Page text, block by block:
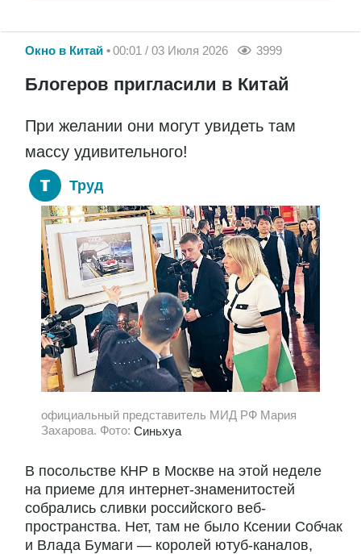
Окно в Китай 00:01 / 03 Июля 2026 3999
Блогеров пригласили в Китай
При желании они могут увидеть там
массу удивительного!
Труд
официальный представитель МИД РФ Мария
Захарова. Фото: Синьхуа
В посольстве КНР в Москве на этой неделе
на приеме для интернет-знаменитостей
собрались сливки российского веб-
пространства. Нет, там не было Ксении Собчак
и Влада Бумаги — королей ютуб-каналов,